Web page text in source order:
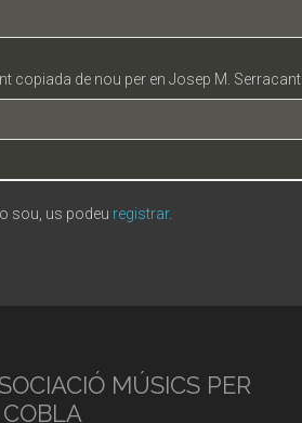
copiada de nou per en Josep M. Serracant.
sou, us podeu registrar.
MÚSICS PER